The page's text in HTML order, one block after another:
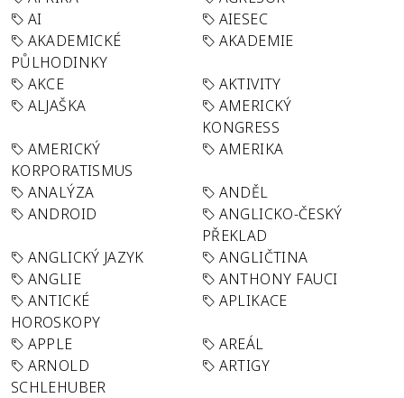
AI
AIESEC
AKADEMICKÉ
PŮLHODINKY
AKADEMIE
AKCE
AKTIVITY
ALJAŠKA
AMERICKÝ
KONGRESS
AMERICKÝ
KORPORATISMUS
AMERIKA
ANALÝZA
ANDĚL
ANDROID
ANGLICKO-ČESKÝ
PŘEKLAD
ANGLICKÝ JAZYK
ANGLIČTINA
ANGLIE
ANTHONY FAUCI
ANTICKÉ
HOROSKOPY
APLIKACE
APPLE
AREÁL
ARNOLD
SCHLEHUBER
ARTIGY